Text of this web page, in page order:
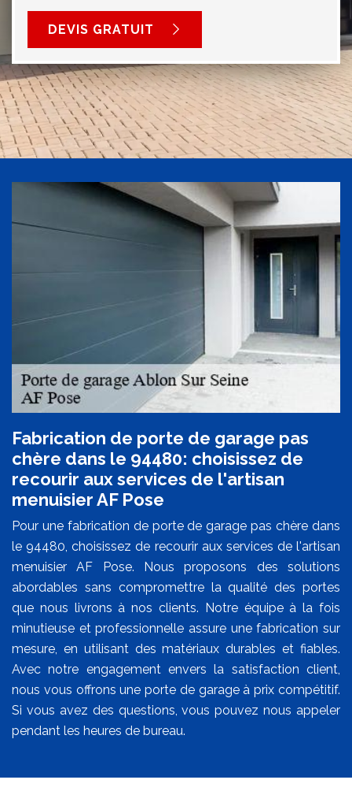
DEVIS GRATUIT
Fabrication de porte de garage pas
chère dans le 94480: choisissez de
recourir aux services de l'artisan
menuisier AF Pose
Pour une fabrication de porte de garage pas chère dans
le 94480, choisissez de recourir aux services de l'artisan
menuisier AF Pose. Nous proposons des solutions
abordables sans compromettre la qualité des portes
que nous livrons à nos clients. Notre équipe à la fois
minutieuse et professionnelle assure une fabrication sur
mesure, en utilisant des matériaux durables et fiables.
Avec notre engagement envers la satisfaction client,
nous vous offrons une porte de garage à prix compétitif.
Si vous avez des questions, vous pouvez nous appeler
pendant les heures de bureau.